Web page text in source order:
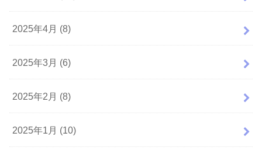
2025年4月 (8)
2025年3月 (6)
2025年2月 (8)
2025年1月 (10)